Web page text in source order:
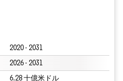
2020 - 2031
2026 - 2031
6.28 十億米ドル